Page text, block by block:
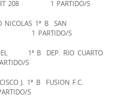
208 1 PARTIDO/S
NICOLAS 1ª B SAN
1 PARTIDO/S
1ª B DEP. RIO CUARTO
S
J. 1ª B FUSION F.C.
S